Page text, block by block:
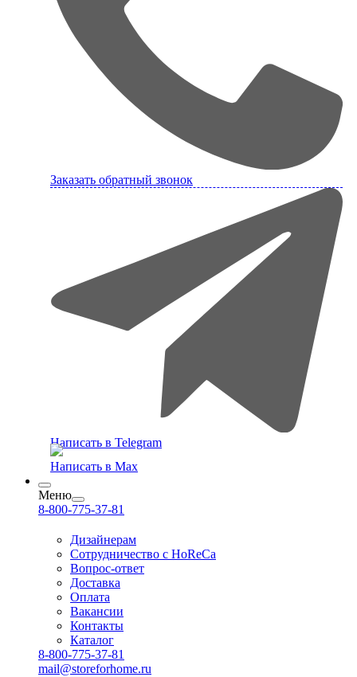
Заказать обратный звонок
Написать в Telegram
Написать в Max
Меню
8-800-775-37-81
Дизайнерам
Сотрудничество с HoReCa
Вопрос-ответ
Доставка
Оплата
Вакансии
Контакты
Каталог
8-800-775-37-81
mail@storeforhome.ru